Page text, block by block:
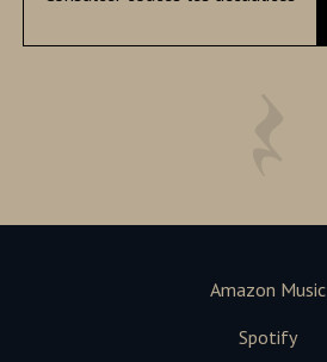
Amazon Music
Spotify